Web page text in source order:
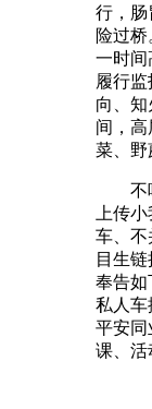
行，肠
险过
一时间
履行
向、
间，
菜、野
不吃
上传
车、不
目生
奉告如
私人车
平安同
课、活